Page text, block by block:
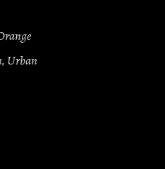
, Urban